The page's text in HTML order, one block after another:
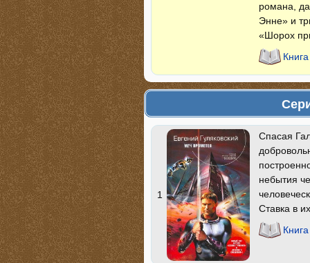
романа,
Энне» и
«Шорох
1
Спасая
небытия
Ставка в